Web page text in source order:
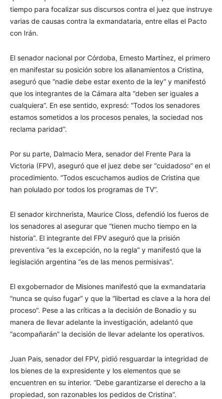
tiempo para focalizar sus discursos contra el juez que instruye
varias de causas contra la exmandataria, entre ellas el Pacto
con Irán.
El senador nacional por Córdoba, Ernesto Martínez, el primero
en manifestar su posición sobre los allanamientos a Cristina,
aseguró que “nadie debe estar exento de la ley” y manifestó
que los integrantes de la Cámara alta “deben ser iguales a
cualquiera”. En ese sentido, expresó: “Todos los senadores
estamos sometidos a los procesos penales, la sociedad nos
reclama paridad”.
Por su parte, Dalmacio Mera, senador del Frente Para la
Victoria (FPV), aseguró que el juez debe ser “cuidadoso” en el
procedimiento. “Todos escuchamos audios de Cristina que
han polulado por todos los programas de TV”.
El senador kirchnerista, Maurice Closs, defendió los fueros de
los senadores al asegurar que “tienen mucho tiempo en la
historia”. El integrante del FPV aseguró que la prisión
preventiva “es la excepción, no la regla” y manifestó que la
legislación argentina “es de las menos permisivas”.
El exgobernador de Misiones manifestó que la exmandataria
“nunca se quiso fugar” y que la “libertad es clave a la hora del
proceso”. Pese a las críticas a la decisión de Bonadio y su
manera de llevar adelante la investigación, adelantó que
“acompañarán” la decisión de llevar adelante los operativos.
Juan Pais, senador del FPV, pidió resguardar la integridad de
los bienes de la expresidente y los elementos que se
encuentren en su interior. “Debe garantizarse el derecho a la
propiedad, son razonables los pedidos de Cristina”.